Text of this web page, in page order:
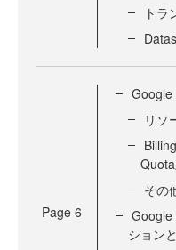
トラ
Page 6
Google
リソ
その
Google
ション